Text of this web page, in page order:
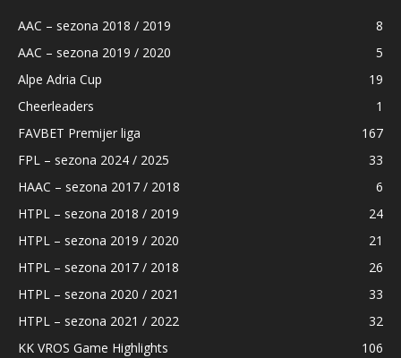
AAC – sezona 2018 / 2019
8
AAC – sezona 2019 / 2020
5
Alpe Adria Cup
19
Cheerleaders
1
FAVBET Premijer liga
167
FPL – sezona 2024 / 2025
33
HAAC – sezona 2017 / 2018
6
HTPL – sezona 2018 / 2019
24
HTPL – sezona 2019 / 2020
21
HTPL – sezona 2017 / 2018
26
HTPL – sezona 2020 / 2021
33
HTPL – sezona 2021 / 2022
32
KK VROS Game Highlights
106